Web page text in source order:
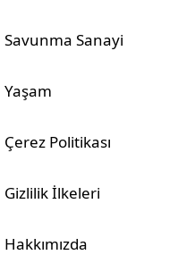
Savunma Sanayi
Yaşam
Çerez Politikası
Gizlilik İlkeleri
Hakkımızda